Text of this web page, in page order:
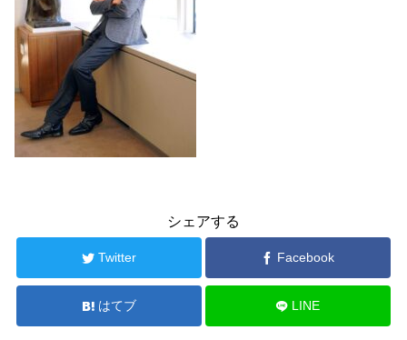
シェアする
Twitter Facebook
はてブ LINE